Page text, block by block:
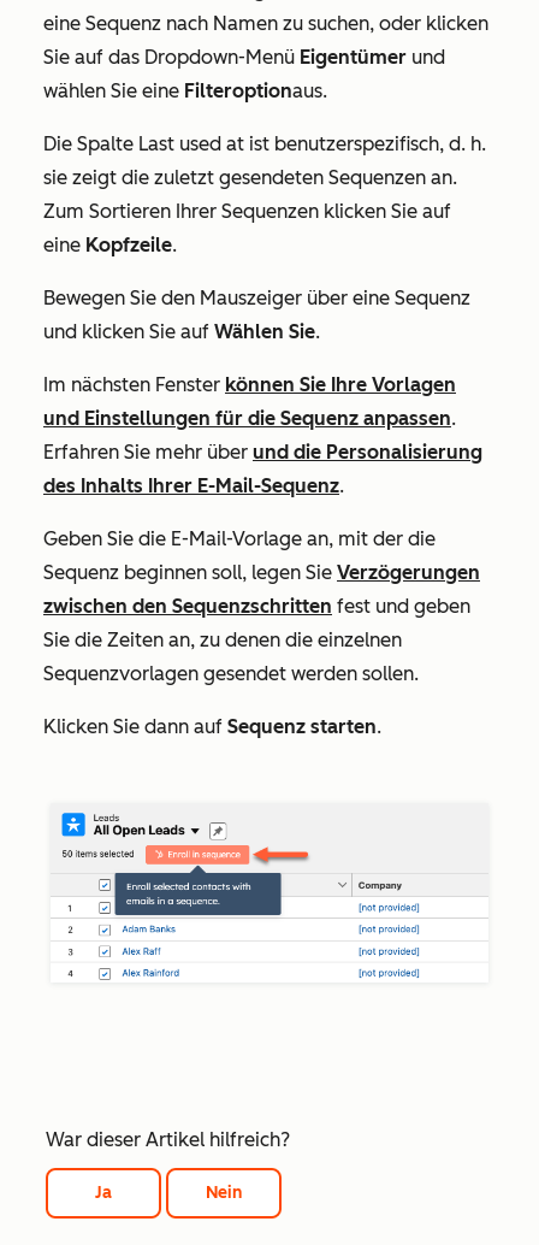
eine Sequenz nach Namen zu suchen, oder klicken
Sie auf das Dropdown-Menü Eigentümer und
wählen Sie eine Filteroptionaus.
Die Spalte Last used at ist benutzerspezifisch, d. h.
sie zeigt die zuletzt gesendeten Sequenzen an.
Zum Sortieren Ihrer Sequenzen klicken Sie auf
eine Kopfzeile.
Bewegen Sie den Mauszeiger über eine Sequenz
und klicken Sie auf Wählen Sie.
Im nächsten Fenster können Sie Ihre Vorlagen
und Einstellungen für die Sequenz anpassen.
Erfahren Sie mehr über und die Personalisierung
des Inhalts Ihrer E-Mail-Sequenz.
Geben Sie die E-Mail-Vorlage an, mit der die
Sequenz beginnen soll, legen Sie Verzögerungen
zwischen den Sequenzschritten fest und geben
Sie die Zeiten an, zu denen die einzelnen
Sequenzvorlagen gesendet werden sollen.
Klicken Sie dann auf Sequenz starten.
War dieser Artikel hilfreich?
Ja Nein